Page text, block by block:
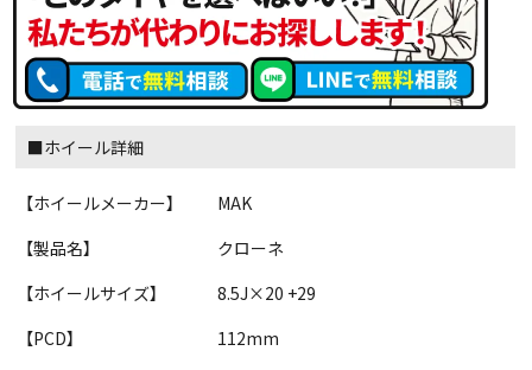
■ホイール詳細
【ホイールメーカー】
MAK
【製品名】
クローネ
【ホイールサイズ】
8.5J×20 +29
【PCD】
112mm